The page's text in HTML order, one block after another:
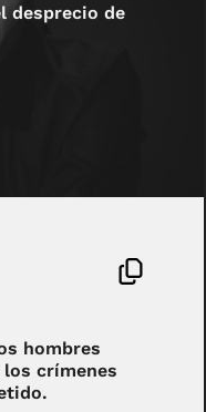
desprecio de
hombres
los crímenes